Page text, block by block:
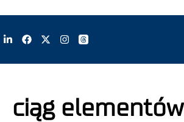
ciąg elementów